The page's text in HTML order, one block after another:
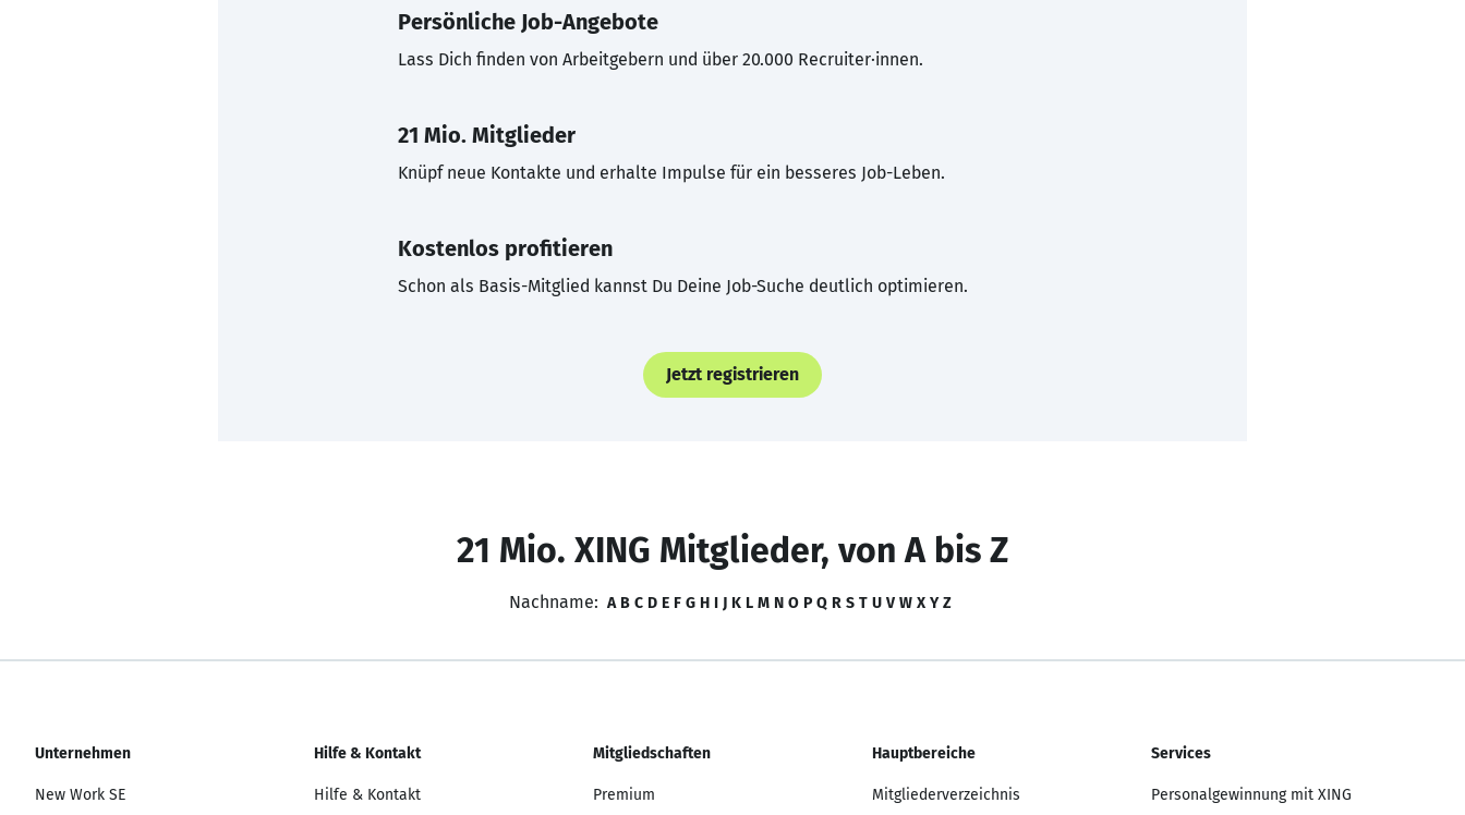
Persönliche Job-Angebote
Lass Dich finden von Arbeitgebern und über 20.000 Recruiter·innen.
21 Mio. Mitglieder
Knüpf neue Kontakte und erhalte Impulse für ein besseres Job-Leben.
Kostenlos profitieren
Schon als Basis-Mitglied kannst Du Deine Job-Suche deutlich optimieren.
Jetzt registrieren
21 Mio. XING Mitglieder, von A bis Z
Nachname: A B C D E F G H I J K L M N O P Q R S T U V W X Y Z
Unternehmen
New Work SE
Hilfe & Kontakt
Hilfe & Kontakt
Mitgliedschaften
Premium
Hauptbereiche
Mitgliederverzeichnis
Services
Personalgewinnung mit XING